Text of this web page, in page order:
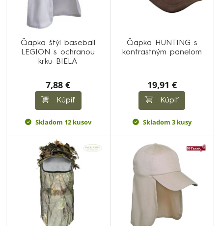
Čiapka štýl baseball
LEGION s ochranou
krku BIELA
7,88 €
Kúpiť
Skladom 12 kusov
Čiapka HUNTING s
kontrastným panelom
19,91 €
Kúpiť
Skladom 3 kusy